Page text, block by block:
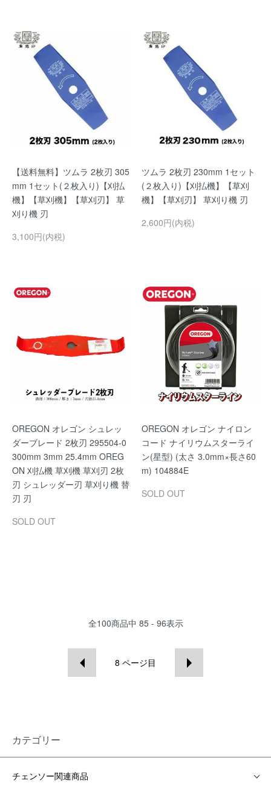
【送料無料】ツムラ 2枚刃 305
mm 1セット(２枚入り)【刈払
機】【草刈機】【草刈刃】 草
刈り機 刃
3,100円(内税)
ツムラ 2枚刃 230mm 1セット
(２枚入り)【刈払機】【草刈
機】【草刈刃】 草刈り機 刃
2,600円(内税)
OREGON オレゴン シュレッ
ダーブレード 2枚刃 295504-0
300mm 3mm 25.4mm OREG
ON 刈払機 草刈機 草刈刃 2枚
刃 シュレッダー刃 草刈り機 替
刃 刃
SOLD OUT
OREGON オレゴン ナイロン
コード ナイリウムスターライ
ン(星型) (太さ 3.0mm×長さ60
m) 104884E
SOLD OUT
全100商品中 85 - 96表示
8 ページ目
カテゴリー
チェンソー関連商品